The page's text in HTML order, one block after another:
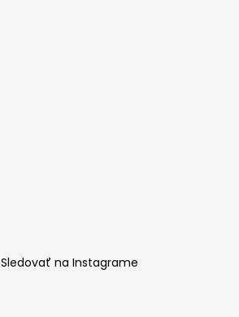
Sledovať na Instagrame